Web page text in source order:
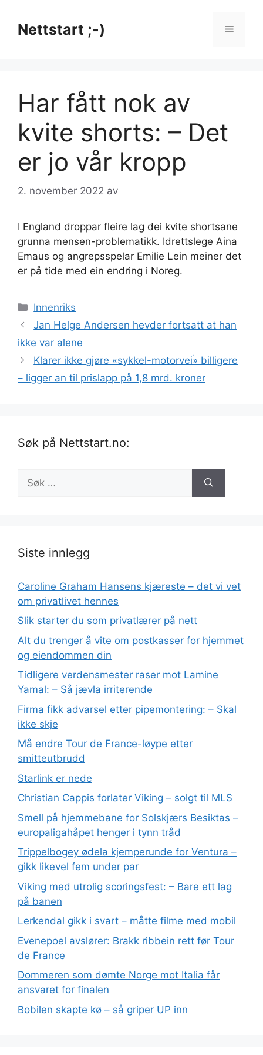
innholdNettstart ;-) Meny
Har fått nok av
kvite shorts: – Det
er jo vår kropp
2. november 2022 av
I England droppar fleire lag dei kvite shortsane
grunna mensen-problematikk. Idrettslege Aina
Emaus og angrepsspelar Emilie Lein meiner det
er på tide med ein endring i Noreg.
Kategorier
Innenriks
Jan Helge Andersen hevder fortsatt at han
ikke var alene
Klarer ikke gjøre «sykkel-motorveiۛ» billigere
– ligger an til prislapp på 1,8 mrd. kroner
Søk på Nettstart.no:
etter:
Siste innlegg
Caroline Graham Hansens kjæreste – det vi vet
om privatlivet hennes
Slik starter du som privatlærer på nett
Alt du trenger å vite om postkasser for hjemmet
og eiendommen din
Tidligere verdensmester raser mot Lamine
Yamal: – Så jævla irriterende
Firma fikk advarsel etter pipemontering: – Skal
ikke skje
Må endre Tour de France-løype etter
smitteutbrudd
Starlink er nede
Christian Cappis forlater Viking – solgt til MLS
Smell på hjemmebane for Solskjærs Besiktas –
europaligahåpet henger i tynn tråd
Trippelbogey ødela kjemperunde for Ventura –
gikk likevel fem under par
Viking med utrolig scoringsfest: – Bare ett lag
på banen
Lerkendal gikk i svart – måtte filme med mobil
Evenepoel avslører: Brakk ribbein rett før Tour
de France
Dommeren som dømte Norge mot Italia får
ansvaret for finalen
Bobilen skapte kø – så griper UP inn